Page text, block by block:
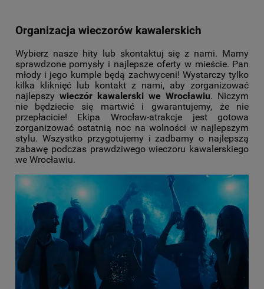
Organizacja wieczorów kawalerskich
Wybierz nasze hity lub skontaktuj się z nami. Mamy
sprawdzone pomysły i najlepsze oferty w mieście. Pan
młody i jego kumple będą zachwyceni! Wystarczy tylko
kilka kliknięć lub kontakt z nami, aby zorganizować
najlepszy wieczór kawalerski we Wrocławiu. Niczym
nie będziecie się martwić i gwarantujemy, że nie
przepłacicie! Ekipa Wrocław-atrakcje jest gotowa
zorganizować ostatnią noc na wolności w najlepszym
stylu. Wszystko przygotujemy i zadbamy o najlepszą
zabawę podczas prawdziwego wieczoru kawalerskiego
we Wrocławiu.